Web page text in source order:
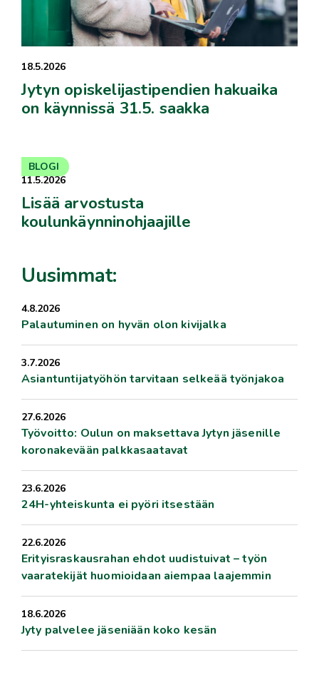
18.5.2026
Jytyn opiskelijastipendien hakuaika
on käynnissä 31.5. saakka
11.5.2026
Lisää arvostusta
koulunkäynninohjaajille
BLOGI
Uusimmat:
4.8.2026
Palautuminen on hyvän olon kivijalka
3.7.2026
Asiantuntijatyöhön tarvitaan selkeää työnjakoa
27.6.2026
Työvoitto: Oulun on maksettava Jytyn jäsenille
koronakevään palkkasaatavat
23.6.2026
24H-yhteiskunta ei pyöri itsestään
22.6.2026
Erityisraskausrahan ehdot uudistuivat – työn
vaaratekijät huomioidaan aiempaa laajemmin
18.6.2026
Jyty palvelee jäseniään koko kesän